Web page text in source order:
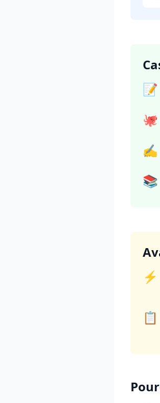
📝
🐙
✍️
📚
⚡
📋